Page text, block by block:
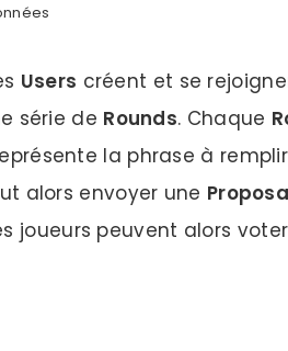
Users créent et se
série de Rounds. Chaque
la phrase à remplir
alors envoyer une
joueurs peuvent alors